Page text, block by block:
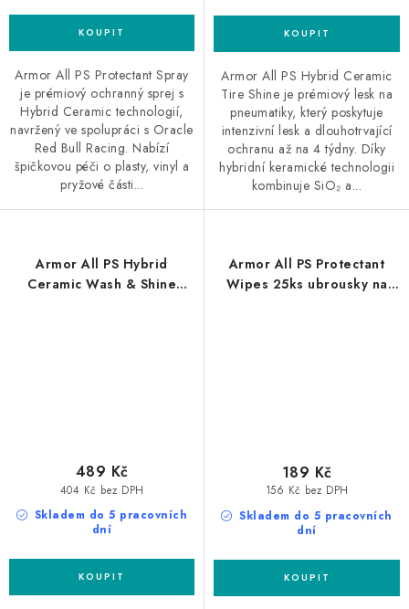
Armor All PS Protectant Spray
je prémiový ochranný sprej s
Hybrid Ceramic technologií,
navržený ve spolupráci s Oracle
Red Bull Racing. Nabízí
špičkovou péči o plasty, vinyl a
pryžové části...
Armor All PS Hybrid Ceramic
Tire Shine je prémiový lesk na
pneumatiky, který poskytuje
intenzivní lesk a dlouhotrvající
ochranu až na 4 týdny. Díky
hybridní keramické technologii
kombinuje SiO₂ a...
Armor All PS Hybrid
Ceramic Wash & Shine
Skladem do 5 pracovních
dní
404 Kč bez DPH
489 Kč
Armor All PS Protectant
Wipes 25ks ubrousky na
Skladem do 5 pracovních
dní
156 Kč bez DPH
189 Kč